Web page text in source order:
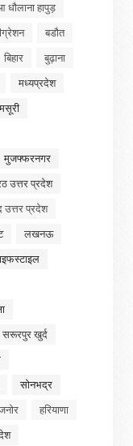
हापुड़
बडौत
बिहार
बुढ़ाना
मध्यप्रदेश
मसूरी
मुजफ्फरनगर
उत्तर प्रदेश
उत्तर प्रदेश
लखनऊ
सरूरपुर खुर्द
सोनभद्र
हरियाणा